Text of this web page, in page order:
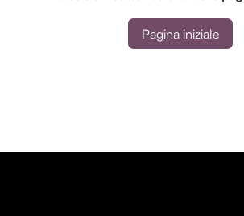
Pagina iniziale